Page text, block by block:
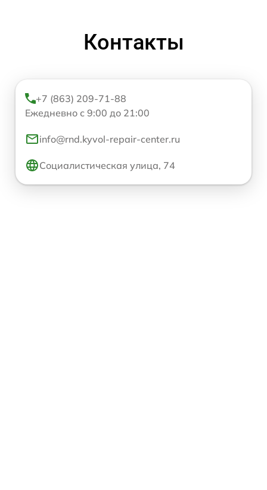
Контакты
+7 (863) 209-71-88
Ежедневно с 9:00 до 21:00
info@rnd.kyvol-repair-center.ru
Социалистическая улица, 74